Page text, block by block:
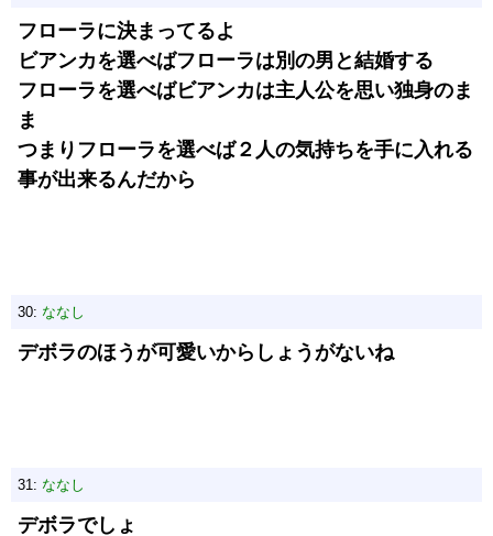
フローラに決まってるよ
ビアンカを選べばフローラは別の男と結婚する
フローラを選べばビアンカは主人公を思い独身のま
ま
つまりフローラを選べば２人の気持ちを手に入れる
事が出来るんだから
30: ななし
デボラのほうが可愛いからしょうがないね
31: ななし
デボラでしょ